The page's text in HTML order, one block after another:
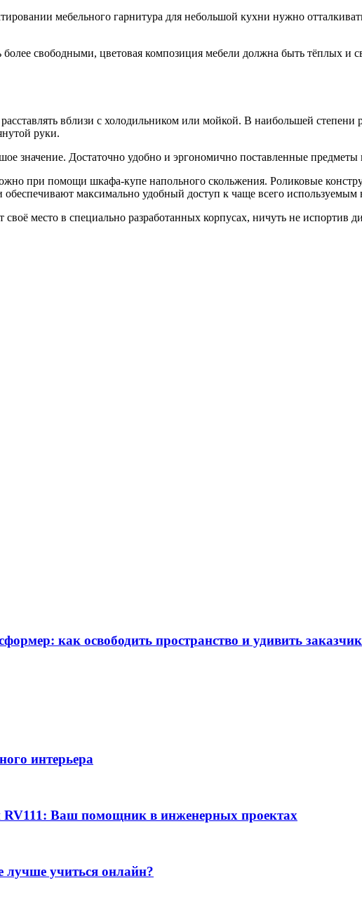
мебельного гарнитура для небольшой кухни нужно
свободными, цветовая композиция мебели должна быть тёплых и
вблизи с холодильником или мойкой. В наибольшей степени
руки.
значение. Достаточно удобно и эргономично поставленные
при помощи шкафа-купе напольного скольжения. Роликовые
максимально удобный доступ к чаще всего используемым
место в специально разработанных корпусах, ничуть не испортив
как освободить пространство и удивить
интерьера
Ваш помощник в инженерных проектах
лучше учиться онлайн?